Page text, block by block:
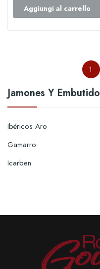
Jamones Y
Ibéricos Aro
Gamarro
Icarben
Aggiungi al carrello
1